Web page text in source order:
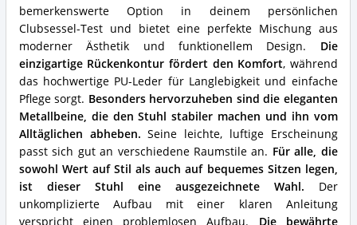
bemerkenswerte Option in deinem persönlichen
Clubsessel-Test und bietet eine perfekte Mischung aus
moderner Ästhetik und funktionellem Design. Die
einzigartige Rückenkontur fördert den Komfort, während
das hochwertige PU-Leder für Langlebigkeit und einfache
Pflege sorgt. Besonders hervorzuheben sind die eleganten
Metallbeine, die den Stuhl stabiler machen und ihn vom
Alltäglichen abheben. Seine leichte, luftige Erscheinung
passt sich gut an verschiedene Raumstile an. Für alle, die
sowohl Wert auf Stil als auch auf bequemes Sitzen legen,
ist dieser Stuhl eine ausgezeichnete Wahl. Der
unkomplizierte Aufbau mit einer klaren Anleitung